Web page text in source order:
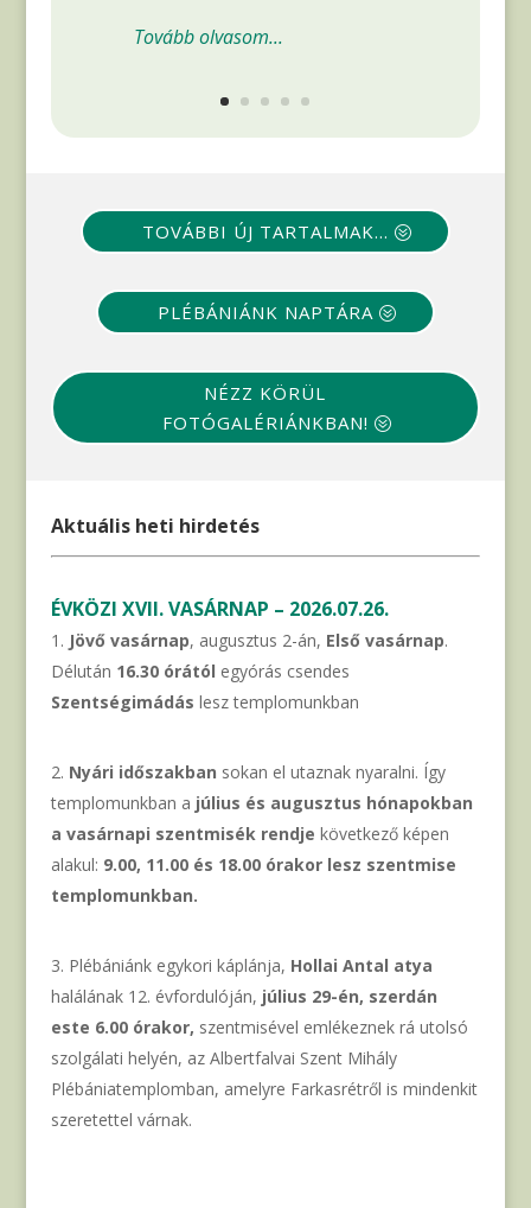
Tovább olvasom...
TOVÁBBI ÚJ TARTALMAK...
PLÉBÁNIÁNK NAPTÁRA
NÉZZ KÖRÜL
FOTÓGALÉRIÁNKBAN!
Aktuális heti hirdetés
ÉVKÖZI XVII. VASÁRNAP – 2026.07.26.
Jövő vasárnap, augusztus 2-án, Első vasárnap.
Délután 16.30 órától egyórás csendes
Szentségimádás lesz templomunkban
Nyári időszakban sokan el utaznak nyaralni. Így
templomunkban a július és augusztus hónapokban
a vasárnapi szentmisék rendje következő képen
alakul: 9.00, 11.00 és 18.00 órakor lesz szentmise
templomunkban.
Plébániánk egykori káplánja, Hollai Antal atya
halálának 12. évfordulóján, július 29-én, szerdán
este 6.00 órakor, szentmisével emlékeznek rá utolsó
szolgálati helyén, az Albertfalvai Szent Mihály
Plébániatemplomban, amelyre Farkasrétről is mindenkit
szeretettel várnak.